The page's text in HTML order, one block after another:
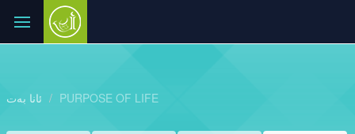
ئانا بەت PURPOSE OF LIFE